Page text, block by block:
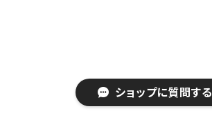
ショップに質問する